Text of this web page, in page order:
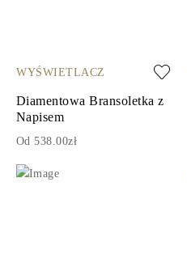
WYŚWIETLACZ
Diamentowa Bransoletka z
Napisem
Od 538.00zł